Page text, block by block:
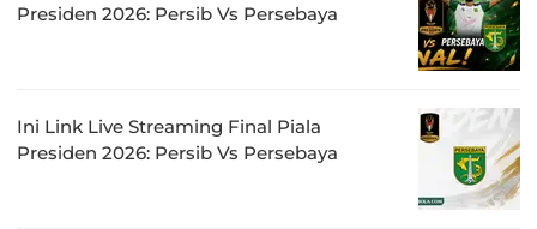
Presiden 2026: Persib Vs Persebaya
Ini Link Live Streaming Final Piala
Presiden 2026: Persib Vs Persebaya